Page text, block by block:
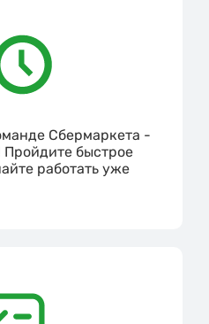
Сбермаркета -
Пройдите быстрое
работать уже